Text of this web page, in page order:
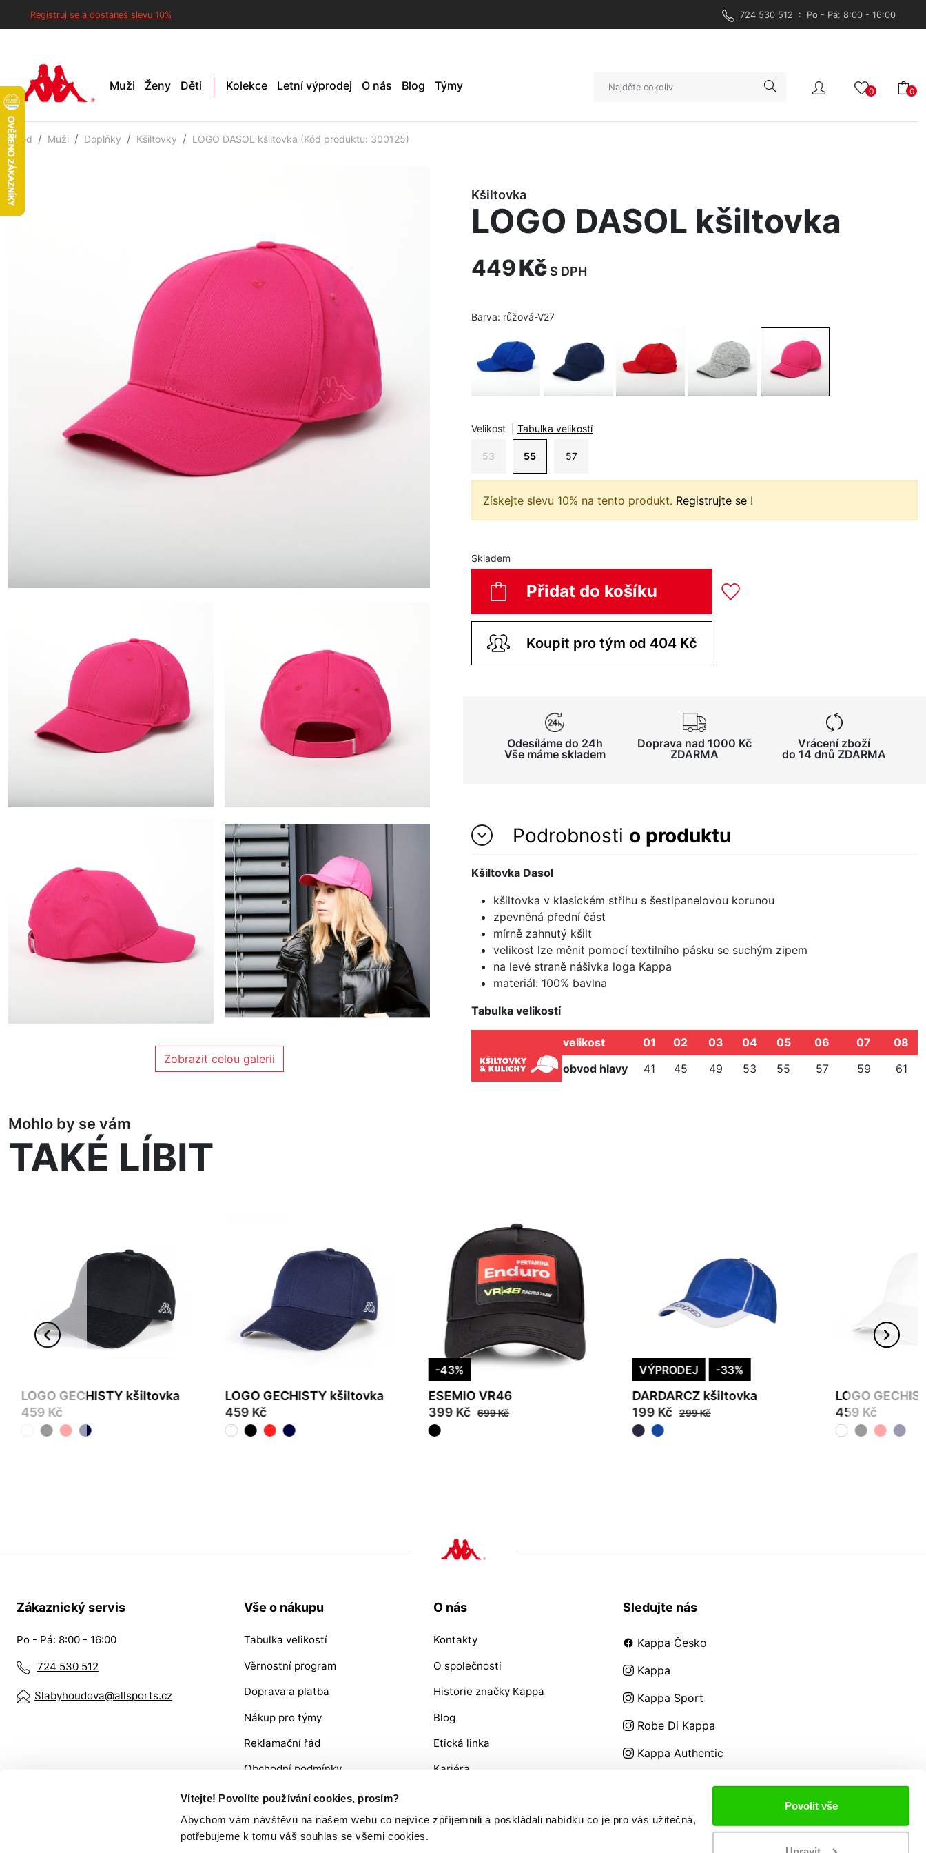
Vítejte! Povolíte používání cookies, prosím?
Abychom vám návštěvu na našem webu co nejvíce zpříjemnili a poskládali nabídku co je pro vás užitečná,
potřebujeme k tomu váš souhlas se všemi cookies.
Povolit vše
Registruj se a dostaneš slevu 10% 724 530 512 : Po - Pá: 8:00 - 16:00
Muži Ženy Děti Kolekce Letní výprodej O nás Blog Týmy 0 0
Úvod Muži Doplňky Kšiltovky LOGO DASOL kšiltovka (Kód produktu: 300125)
Zobrazit celou galerii
Kšiltovka
LOGO DASOL kšiltovka
449Kč S DPH
Barva: růžová-V27
Velikost Tabulka velikostí
53 55 57
Získejte slevu 10% na tento produkt. Registrujte se !
Skladem
Přidat do košíku
Koupit pro tým od 404 Kč
Odesíláme do 24h
Vše máme skladem
Doprava nad 1000 Kč
ZDARMA
Vrácení zboží
do 14 dnů ZDARMA
Podrobnosti o produktu
Kšiltovka Dasol
kšiltovka v klasickém střihu s šestipanelovou korunou
zpevněná přední část
mírně zahnutý kšilt
velikost lze měnit pomocí textilního pásku se suchým zipem
na levé straně nášivka loga Kappa
materiál: 100% bavlna
Tabulka velikostí
velikost 01 02 03 04 05 06 07
08
obvod hlavy
41 45 49 53 55 57 59 61
Mohlo by se vám
TAKÉ LÍBIT
LOGO GECHISTY kšiltovka
459 Kč
LOGO GECHISTY kšiltovka
459 Kč
-43%
ESEMIO VR46
399 Kč 699 Kč
VÝPRODEJ -33%
DARDARCZ kšiltovka
199 Kč 299 Kč
LOGO
459 Kč
Zákaznický servis
Po - Pá: 8:00 - 16:00
724 530 512
Slabyhoudova@allsports.cz
Vše o nákupu
Tabulka velikostí
Věrnostní program
Doprava a platba
Nákup pro týmy
Reklamační řád
Obchodní podmínky
VRÁCENÍ ZBOŽÍ / REKLAMACE
O nás
Kontakty
O společnosti
Historie značky Kappa
Blog
Etická linka
Kariéra
Sledujte nás
Kappa Česko
Kappa
Kappa Sport
Robe Di Kappa
Kappa Authentic